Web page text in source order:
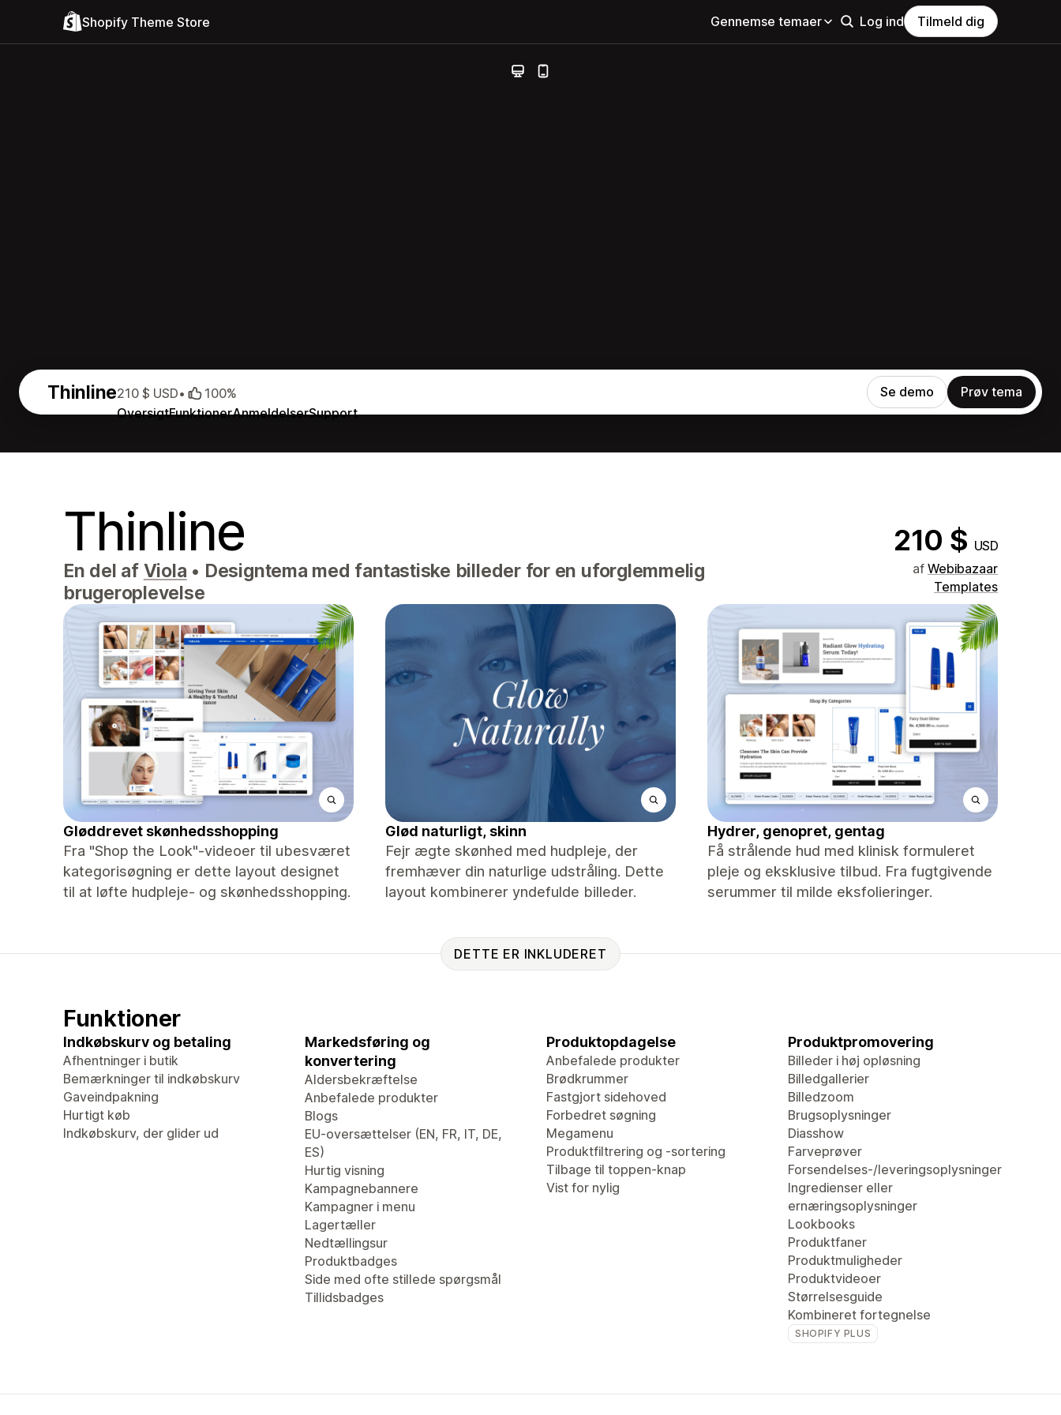
Shopify Theme Store Gennemse temaer Log ind Tilmeld dig
Thinline
OversigtFunktionerAnmeldelserSupport
210 $ USD• 100% Se demo Prøv tema
Thinline 210 $ USD
En del af Viola • Designtema med fantastiske billeder for en uforglemmelig
brugeroplevelse
af Webibazaar
Templates
Gløddrevet skønhedsshopping
Fra "Shop the Look"-videoer til ubesværet
kategorisøgning er dette layout designet
til at løfte hudpleje- og skønhedsshopping.
Glød naturligt, skinn
Fejr ægte skønhed med hudpleje, der
fremhæver din naturlige udstråling. Dette
layout kombinerer yndefulde billeder.
Hydrer, genopret, gentag
Få strålende hud med klinisk formuleret
pleje og eksklusive tilbud. Fra fugtgivende
serummer til milde eksfolieringer.
DETTE ER INKLUDERET
Funktioner
Indkøbskurv og betaling
Afhentninger i butik
Bemærkninger til indkøbskurv
Gaveindpakning
Hurtigt køb
Indkøbskurv, der glider ud
Markedsføring og
konvertering
Aldersbekræftelse
Anbefalede produkter
Blogs
EU-oversættelser (EN, FR, IT, DE,
ES)
Hurtig visning
Kampagnebannere
Kampagner i menu
Lagertæller
Nedtællingsur
Produktbadges
Side med ofte stillede spørgsmål
Tillidsbadges
Produktopdagelse
Anbefalede produkter
Brødkrummer
Fastgjort sidehoved
Forbedret søgning
Megamenu
Produktfiltrering og -sortering
Tilbage til toppen-knap
Vist for nylig
Produktpromovering
Billeder i høj opløsning
Billedgallerier
Billedzoom
Brugsoplysninger
Diasshow
Farveprøver
Forsendelses-/leveringsoplysninger
Ingredienser eller
ernæringsoplysninger
Lookbooks
Produktfaner
Produktmuligheder
Produktvideoer
Størrelsesguide
Kombineret fortegnelse
SHOPIFY PLUS